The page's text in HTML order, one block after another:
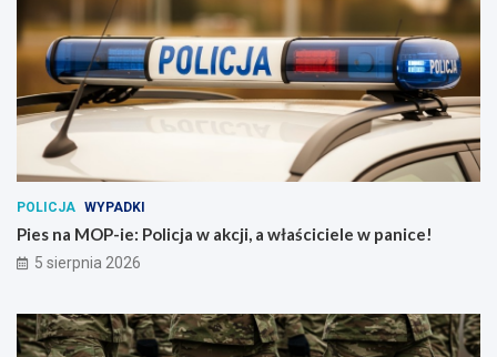
POLICJA WYPADKI
Pies na MOP-ie: Policja w akcji, a właściciele w panice!
5 sierpnia 2026